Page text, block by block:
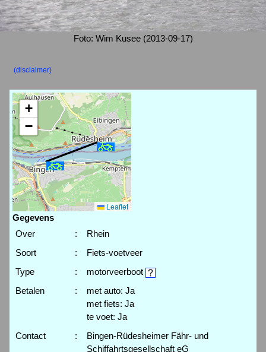
Foto: Wim Kusee (2013-09-17)
(disclaimer)
+
−
Leaflet
Gegevens
Over
:
Rhein
Soort
:
Fiets-voetveer
Type
:
motorveerboot
Betalen
:
met auto: Ja
met fiets: Ja
te voet: Ja
Contact
:
Bingen-Rüdesheimer Fähr- und
Schiffahrtsgesellschaft eG